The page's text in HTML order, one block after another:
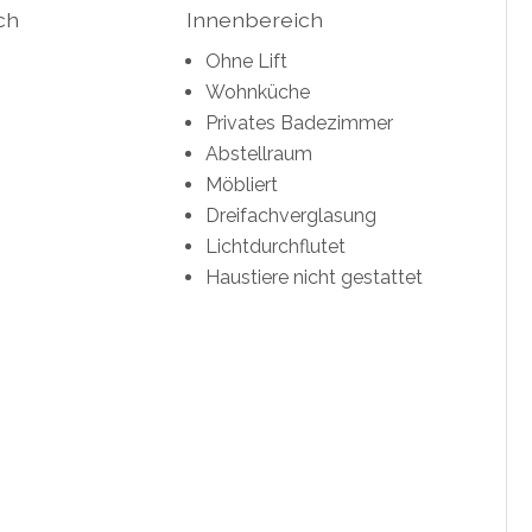
Innenbereich
Ohne Lift
Wohnküche
Privates Badezimmer
Abstellraum
Möbliert
Dreifachverglasung
Lichtdurchflutet
Haustiere nicht gestattet